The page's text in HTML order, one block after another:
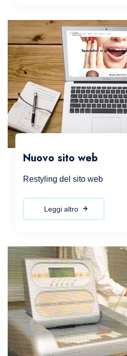
Nuovo sito web
Restyling del sito web
Leggi altro